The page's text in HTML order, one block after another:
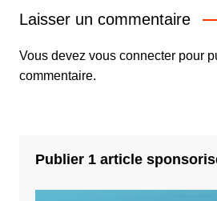
Laisser un commentaire
Vous devez vous connecterpour
commentaire.
Publier 1 article